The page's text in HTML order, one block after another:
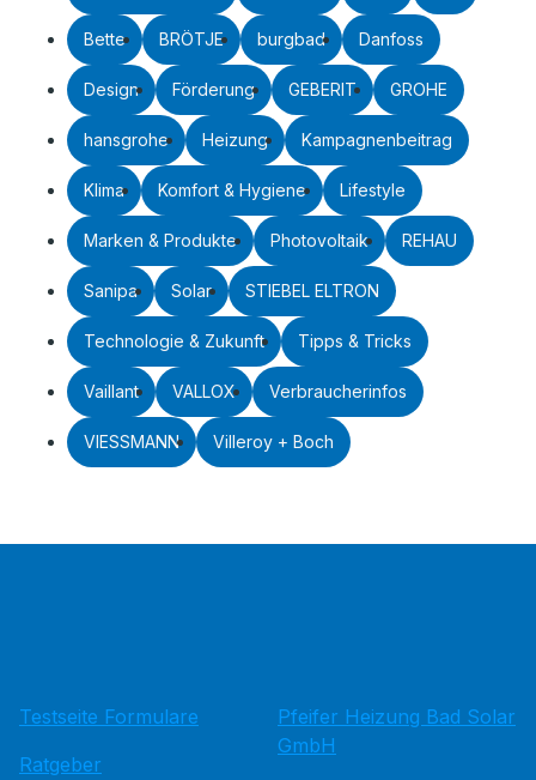
Bette BRÖTJE burgbad Danfoss
Design Förderung GEBERIT GROHE
hansgrohe Heizung Kampagnenbeitrag
Klima Komfort & Hygiene Lifestyle
Marken & Produkte Photovoltaik REHAU
Sanipa Solar STIEBEL ELTRON
Technologie & Zukunft Tipps & Tricks
Vaillant VALLOX Verbraucherinfos
VIESSMANN Villeroy + Boch
Testseite Formulare
Ratgeber
Pfeifer Heizung Bad Solar
GmbH